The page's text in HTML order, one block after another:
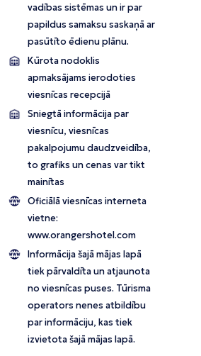
vadības sistēmas un ir par
papildus samaksu saskaņā ar
pasūtīto ēdienu plānu.
Kūrota nodoklis
apmaksājams ierodoties
viesnīcas recepcijā
Sniegtā informācija par
viesnīcu, viesnīcas
pakalpojumu daudzveidība,
to grafiks un cenas var tikt
mainītas
Oficiālā viesnīcas interneta
vietne:
www.orangershotel.com
Informācija šajā mājas lapā
tiek pārvaldīta un atjaunota
no viesnīcas puses. Tūrisma
operators nenes atbildību
par informāciju, kas tiek
izvietota šajā mājas lapā.